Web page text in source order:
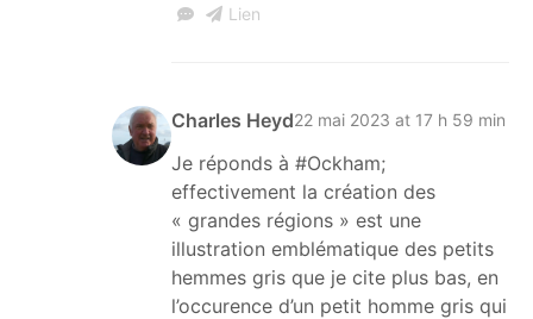
Lien
Charles Heyd22 mai 2023 at 17 h 59 min
Je réponds à #Ockham;
effectivement la création des
« grandes régions » est une
illustration emblématique des petits
hemmes gris que je cite plus bas, en
l’occurence d’un petit homme gris qui